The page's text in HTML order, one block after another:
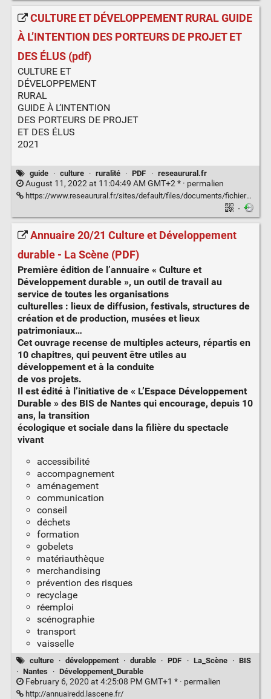
CULTURE ET DÉVELOPPEMENT RURAL GUIDE
À L’INTENTION DES PORTEURS DE PROJET ET
DES ÉLUS (pdf)
CULTURE ET
DÉVELOPPEMENT
RURAL
GUIDE À L’INTENTION
DES PORTEURS DE PROJET
ET DES ÉLUS
2021
guide · culture · ruralité · PDF · reseaurural.fr
August 11, 2022 at 11:04:49 AM GMT+2 * · permalien
https://www.reseaurural.fr/sites/default/files/documents/fichiers/2021-12/2021_rrn_guide_culture_ruralite_2.pdf
·
Annuaire 20/21 Culture et Développement
durable - La Scène (PDF)
Première édition de l’annuaire « Culture et
Développement durable », un outil de travail au
service de toutes les organisations
culturelles : lieux de diffusion, festivals, structures de
création et de production, musées et lieux
patrimoniaux…
Cet ouvrage recense de multiples acteurs, répartis en
10 chapitres, qui peuvent être utiles au
développement et à la conduite
de vos projets.
Il est édité à l’initiative de « L’Espace Développement
Durable » des BIS de Nantes qui encourage, depuis 10
ans, la transition
écologique et sociale dans la filière du spectacle
vivant
accessibilité
accompagnement
aménagement
communication
conseil
déchets
formation
gobelets
matériauthèque
merchandising
prévention des risques
recyclage
réemploi
scénographie
transport
vaisselle
culture · développement · durable · PDF · La_Scène · BIS
· Nantes · Développement_Durable
February 6, 2020 at 4:25:08 PM GMT+1 * · permalien
http://annuairedd.lascene.fr/